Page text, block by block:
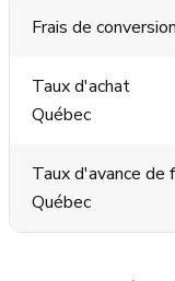
Frais de
Taux d'achat
Québec
Taux d'avance de
Québec